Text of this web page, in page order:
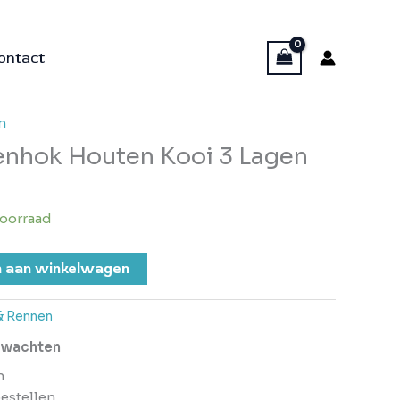
Houten Kooi 3 Lagen
aan winkelwagen
Rennen